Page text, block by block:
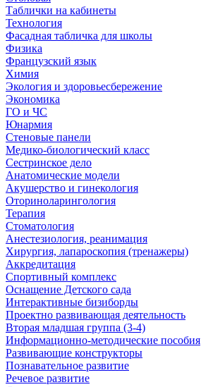
Таблички на кабинеты
Технология
Фасадная табличка для школы
Физика
Французский язык
Химия
Экология и здоровьесбережение
Экономика
ГО и ЧС
Юнармия
Стеновые панели
Медико-биологический класс
Сестринское дело
Анатомические модели
Акушерство и гинекология
Оториноларингология
Терапия
Стоматология
Анестезиология, реанимация
Хирургия, лапароскопия (тренажеры)
Аккредитация
Спортивный комплекс
Оснащение Детского сада
Интерактивные бизиборды
Проектно развивающая деятельность
Вторая младшая группа (3-4)
Информационно-методические пособия
Развивающие конструкторы
Познавательное развитие
Речевое развитие